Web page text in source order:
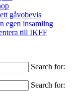
gåvobevis
egen insamling
till IKFF
Search for:
Search for: